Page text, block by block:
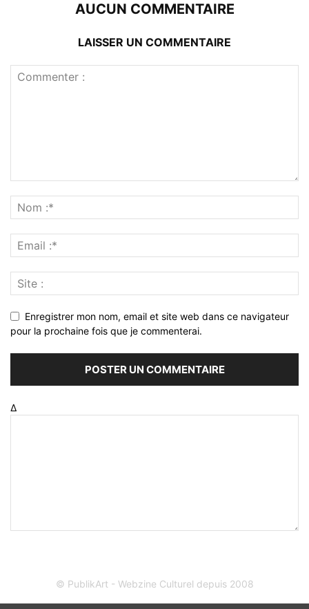
AUCUN COMMENTAIRE
LAISSER UN COMMENTAIRE
Enregistrer mon nom, email et site web dans ce navigateur
pour la prochaine fois que je commenterai.
Δ
© PublikArt - Webzine Culturel depuis 2008